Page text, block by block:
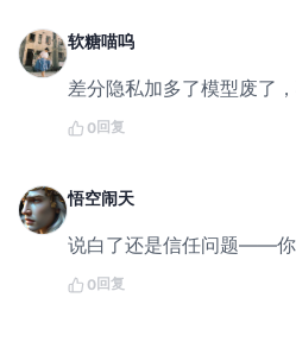
软糖喵呜
差分隐私加多了模型废了
0回复
悟空闹天
说白了还是信任问题——
0回复